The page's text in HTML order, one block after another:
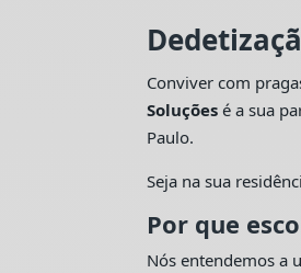
Conviver com
Soluções é a sua
Paulo.
Seja na sua
Por que
Nós entendemos a